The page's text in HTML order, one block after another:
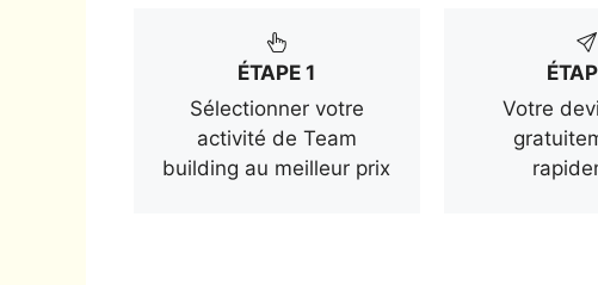
ÉTAPE 1
Sélectionner votre
activité de Team
building au meilleur prix
Votre